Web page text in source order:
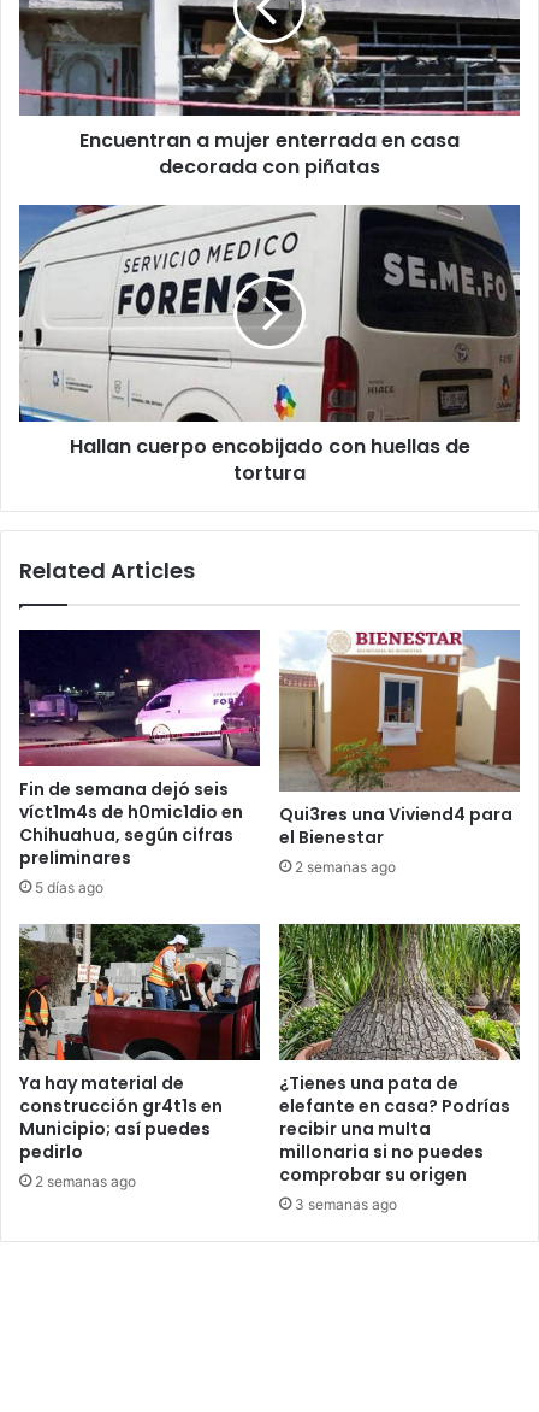
en
casa
decorada
con
piñatas
Encuentran a mujer enterrada en casa
decorada con piñatas
Hallan
cuerpo
encobijado
con
huellas
de
tortura
Hallan cuerpo encobijado con huellas de
tortura
Related Articles
Fin de semana dejó seis
víct1m4s de h0mic1dio en
Chihuahua, según cifras
preliminares
5 días ago
Qui3res una Viviend4 para
el Bienestar
2 semanas ago
Ya hay material de
construcción gr4t1s en
Municipio; así puedes
pedirlo
2 semanas ago
¿Tienes una pata de
elefante en casa? Podrías
recibir una multa
millonaria si no puedes
comprobar su origen
3 semanas ago